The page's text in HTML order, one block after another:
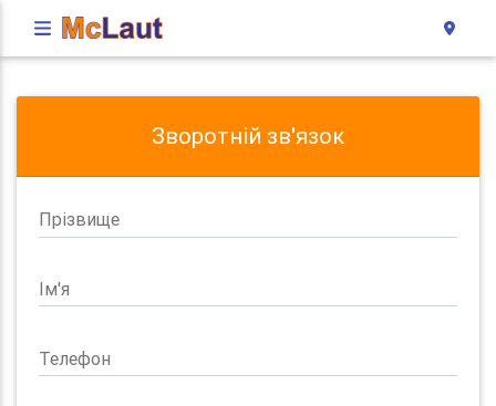
Зворотній зв'язок
Прізвище
Ім'я
Телефон